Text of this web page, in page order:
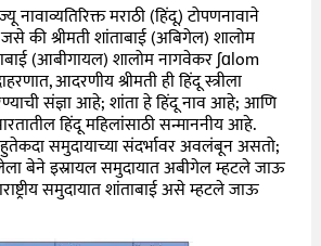
नावाव्यतिरिक्त मराठी (हिंदू) टोपणनावाने
श्रीमती शांताबाई (अबिगेल) शालोम
(आबीगायल) शालोम नागवेकरʃɑlom
आदरणीय श्रीमती ही हिंदू स्त्रीला
संज्ञा आहे; शांता हे हिंदू नाव आहे; आणि
हिंदू महिलांसाठी सन्माननीय आहे.
समुदायाच्या संदर्भावर अवलंबून असतो;
बेने इस्रायल समुदायात अबीगेल म्हटले जाऊ
समुदायात शांताबाई असे म्हटले जाऊ